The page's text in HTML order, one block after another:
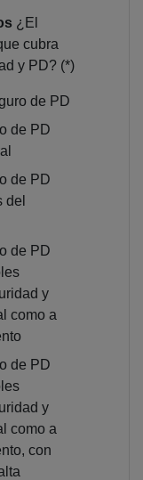
¿El
cubra
y PD? (*)
de PD
de PD
de PD
del
de PD
y
como a
de PD
y
como a
con